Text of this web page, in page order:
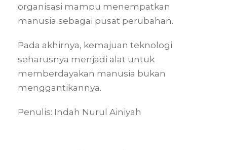
organisasi mampu menempatkan
manusia sebagai pusat perubahan.
Pada akhirnya, kemajuan teknologi
seharusnya menjadi alat untuk
memberdayakan manusia bukan
menggantikannya.
Penulis: Indah Nurul Ainiyah